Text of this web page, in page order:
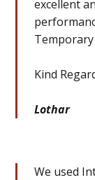
excellent
Temporary
Kind
Lothar
We used